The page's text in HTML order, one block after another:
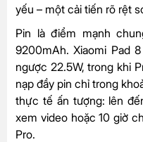
yếu – một cải tiến rõ rệt
Pin là điểm mạnh
9200mAh. Xiaomi Pad
ngược 22.5W, trong khi
nạp đầy pin chỉ trong
thực tế ấn tượng: lên
xem video hoặc 10 giờ
Pro.